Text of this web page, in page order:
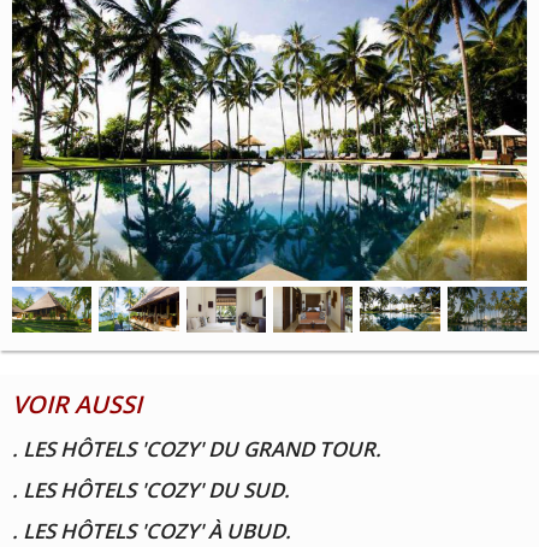
VOIR AUSSI
. LES HÔTELS 'COZY' DU GRAND TOUR.
. LES HÔTELS 'COZY' DU SUD.
. LES HÔTELS 'COZY' À UBUD.